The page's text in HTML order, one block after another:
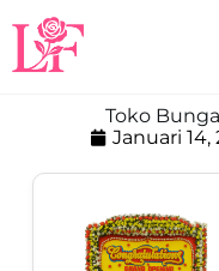
Toko
Januari 14,